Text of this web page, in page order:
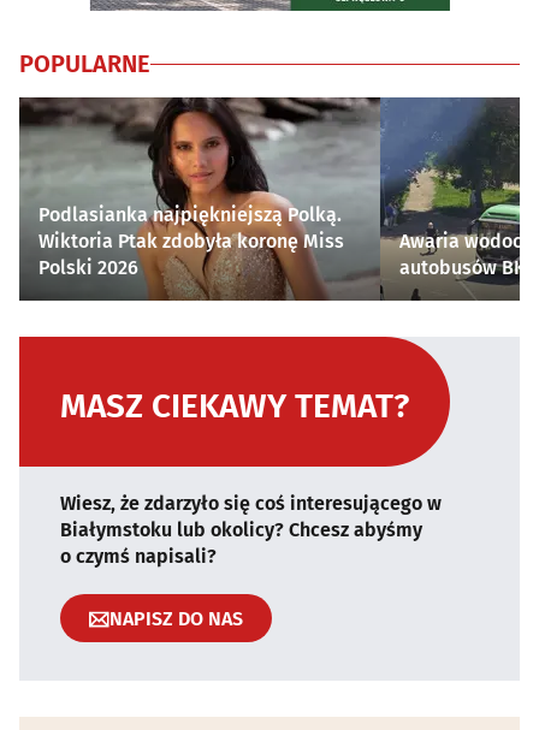
POPULARNE
Podlasianka najpiękniejszą Polką.
Wiktoria Ptak zdobyła koronę Miss
Polski 2026
Awaria
autobusów
MASZ CIEKAWY TEMAT?
Wiesz, że zdarzyło się coś interesującego w
Białymstoku lub okolicy? Chcesz abyśmy
o czymś napisali?
NAPISZ DO NAS